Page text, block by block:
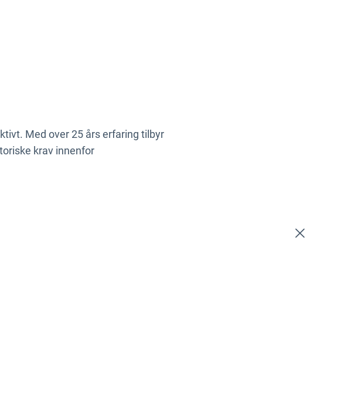
Med over 25 års erfaring tilbyr
krav innenfor